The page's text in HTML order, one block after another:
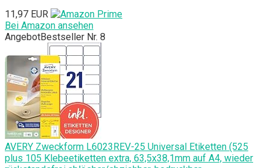
11,97 EUR
Bei Amazon ansehen
AngebotBestseller Nr. 8
AVERY Zweckform L6023REV-25 Universal Etiketten (525
plus 105 Klebeetiketten extra, 63,5x38,1mm auf A4, wieder